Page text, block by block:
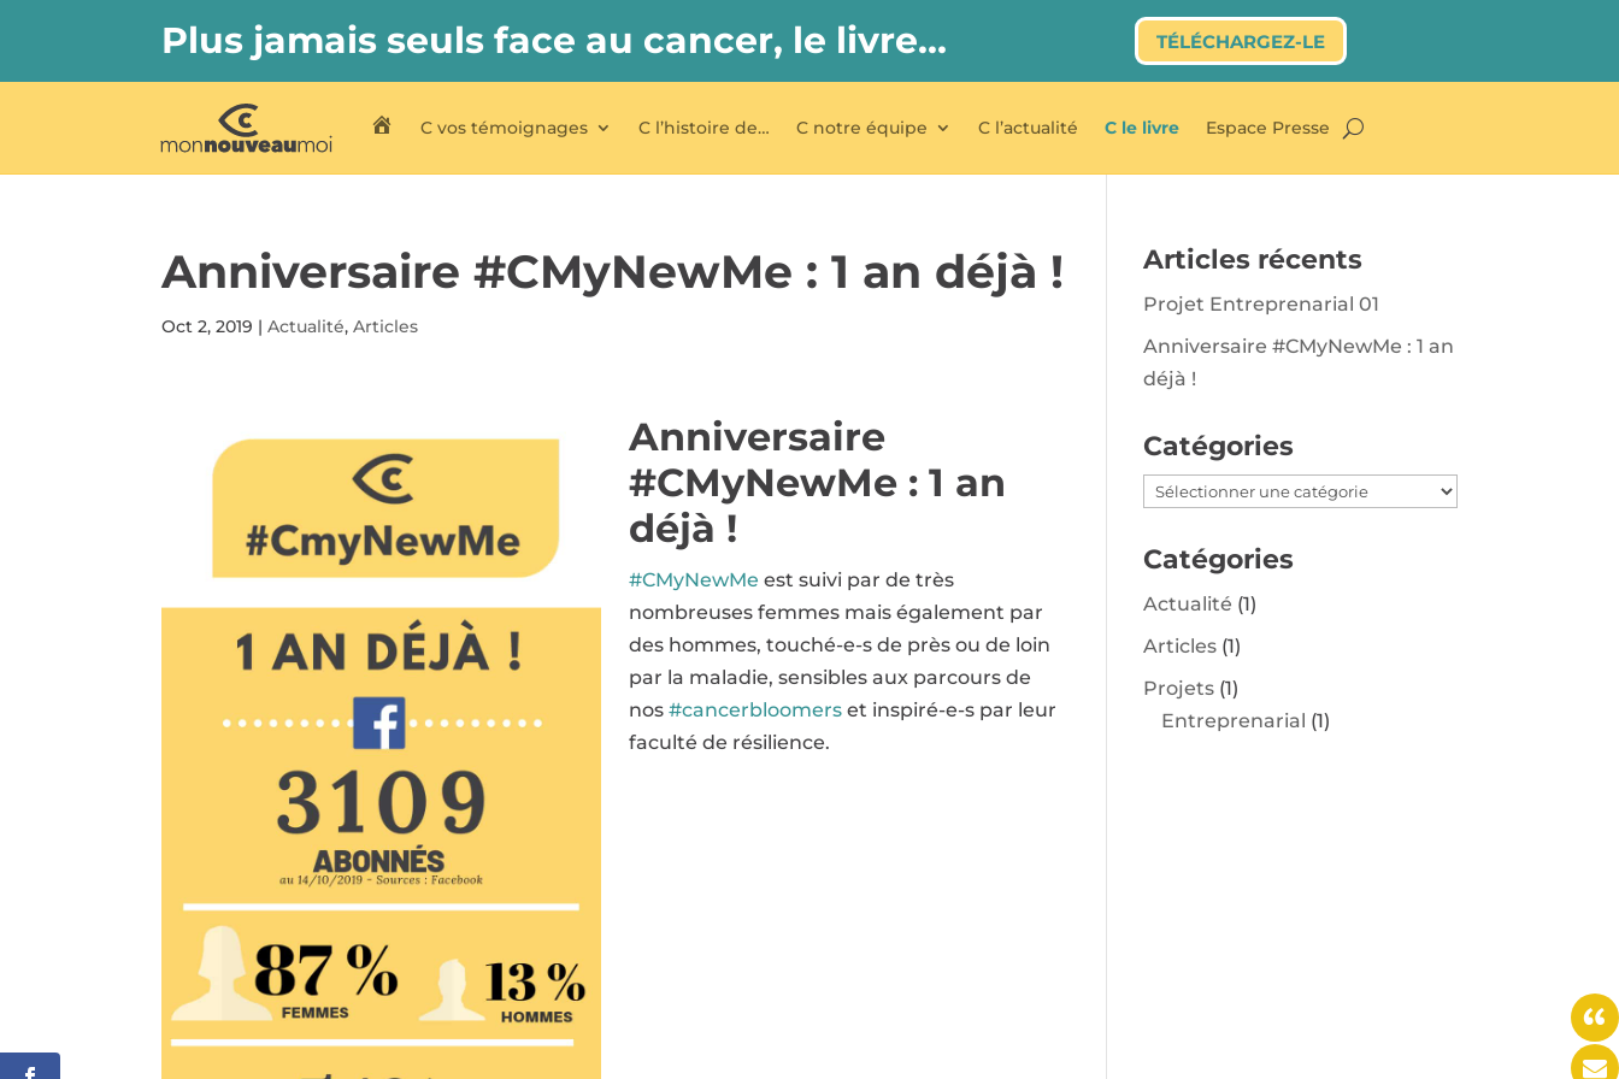
Plus jamais seuls face au cancer, le livre… TÉLÉCHARGEZ-LE
C My New Me
C vos témoignages C l’histoire de… C notre équipe C l’actualité C le livre Espace Presse
Anniversaire #CMyNewMe : 1 an déjà !
Oct 2, 2019 |Actualité,Articles
Anniversaire
#CMyNewMe : 1 an
déjà !
#CMyNewMe est suivi par de très
nombreuses femmes mais également par
des hommes, touché-e-s de près ou de loin
par la maladie, sensibles aux parcours de
nos #cancerbloomers et inspiré-e-s par leur
faculté de résilience.
Articles récents
Projet Entreprenarial 01
Anniversaire #CMyNewMe : 1 an
déjà !
Catégories
Catégories
Catégories
Actualité (1)
Articles (1)
Projets (1)
Entreprenarial (1)